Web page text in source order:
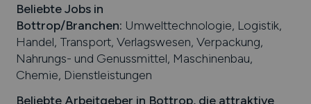
Beliebte Jobs in
Bottrop/Branchen: Umwelttechnologie, Logistik,
Handel, Transport, Verlagswesen, Verpackung,
Nahrungs- und Genussmittel, Maschinenbau,
Chemie, Dienstleistungen
Beliebte Arbeitgeber in Bottrop, die attraktive